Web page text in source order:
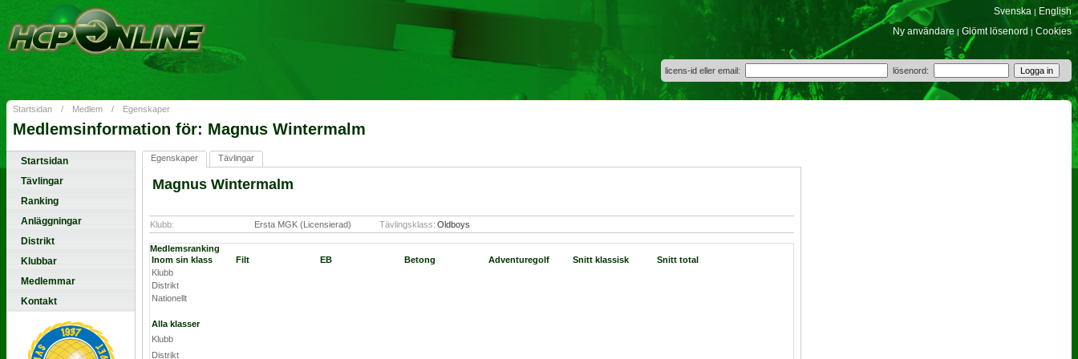
Svenska | English
Ny användare | Glömt lösenord | Cookies
licens-id eller email: lösenord:
Startsidan / Medlem / Egenskaper
Medlemsinformation för: Magnus Wintermalm
Startsidan
Tävlingar
Ranking
Anläggningar
Distrikt
Klubbar
Medlemmar
Kontakt
Egenskaper Tävlingar
Magnus Wintermalm
Klubb: Ersta MGK (Licensierad) Tävlingsklass: Oldboys
Medlemsranking
Inom sin klass
Filt EB Betong Adventuregolf Snitt klassisk
Snitt total
Klubb
Distrikt
Nationellt
Alla klasser
Klubb
Distrikt